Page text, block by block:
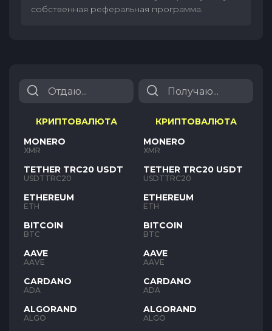
собственная реферальная программа.
КРИПТОВАЛЮТА
MONERO
XMR
TETHER TRC20 USDT
USDTTRC20
ETHEREUM
ETH
BITCOIN
BTC
AAVE
AAVE
CARDANO
ADA
ALGORAND
ALGO
КРИПТОВАЛЮТА
MONERO
XMR
TETHER TRC20 USDT
USDTTRC20
ETHEREUM
ETH
BITCOIN
BTC
AAVE
AAVE
CARDANO
ADA
ALGORAND
ALGO